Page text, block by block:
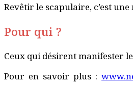
Revêtir le scapulaire, c’est
Pour qui ?
Ceux qui désirent manifester
Pour en savoir plus :